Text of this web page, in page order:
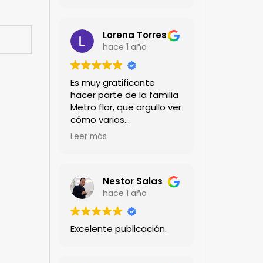
Lorena Torres
hace 1 año
Es muy gratificante
hacer parte de la familia
Metro flor, que orgullo ver
cómo varios
profesionales hombres y
técnicas. Gracias por
mantenernos al día.mil
GRACIAS
Leer más
Nestor Salas
hace 1 año
Excelente publicación.